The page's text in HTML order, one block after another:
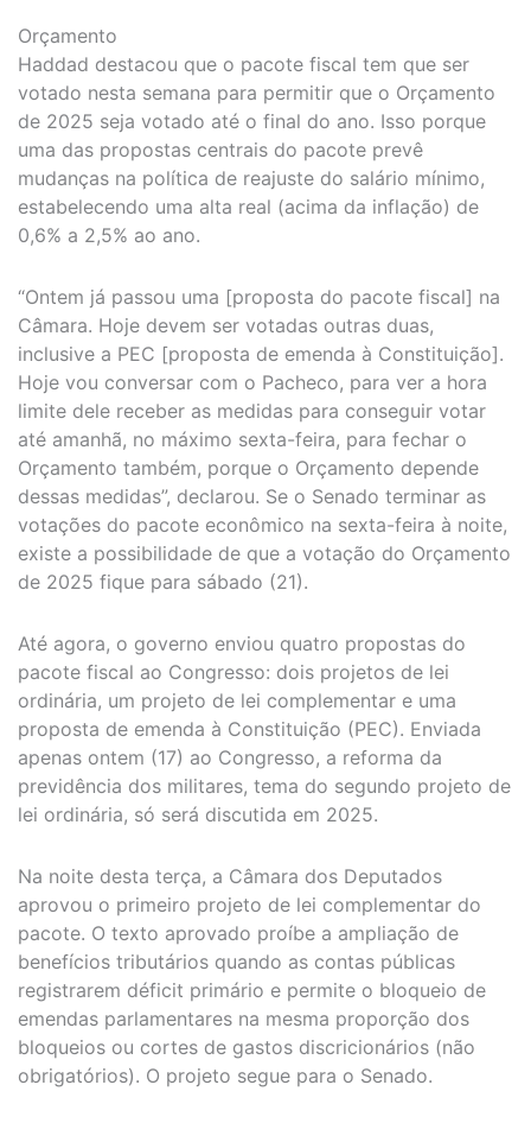
Orçamento
Haddad destacou que o pacote fiscal tem que ser
votado nesta semana para permitir que o Orçamento
de 2025 seja votado até o final do ano. Isso porque
uma das propostas centrais do pacote prevê
mudanças na política de reajuste do salário mínimo,
estabelecendo uma alta real (acima da inflação) de
0,6% a 2,5% ao ano.
“Ontem já passou uma [proposta do pacote fiscal] na
Câmara. Hoje devem ser votadas outras duas,
inclusive a PEC [proposta de emenda à Constituição].
Hoje vou conversar com o Pacheco, para ver a hora
limite dele receber as medidas para conseguir votar
até amanhã, no máximo sexta-feira, para fechar o
Orçamento também, porque o Orçamento depende
dessas medidas”, declarou. Se o Senado terminar as
votações do pacote econômico na sexta-feira à noite,
existe a possibilidade de que a votação do Orçamento
de 2025 fique para sábado (21).
Até agora, o governo enviou quatro propostas do
pacote fiscal ao Congresso: dois projetos de lei
ordinária, um projeto de lei complementar e uma
proposta de emenda à Constituição (PEC). Enviada
apenas ontem (17) ao Congresso, a reforma da
previdência dos militares, tema do segundo projeto de
lei ordinária, só será discutida em 2025.
Na noite desta terça, a Câmara dos Deputados
aprovou o primeiro projeto de lei complementar do
pacote. O texto aprovado proíbe a ampliação de
benefícios tributários quando as contas públicas
registrarem déficit primário e permite o bloqueio de
emendas parlamentares na mesma proporção dos
bloqueios ou cortes de gastos discricionários (não
obrigatórios). O projeto segue para o Senado.